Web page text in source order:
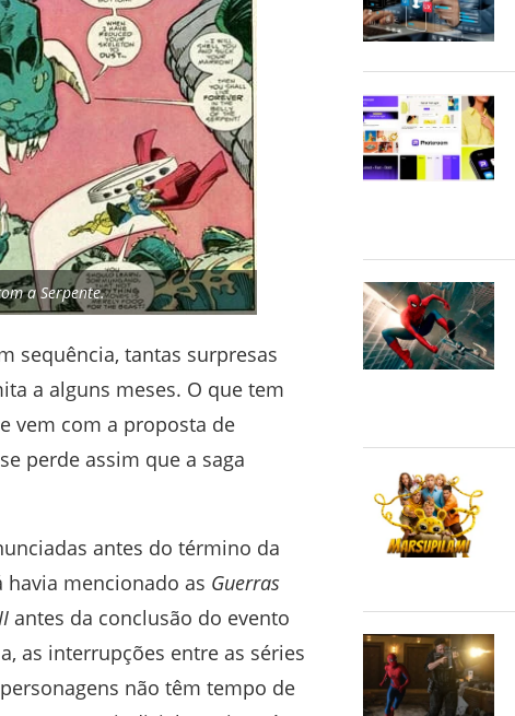
a Serpente.
sequência, tantas surpresas
a alguns meses. O que tem
vem com a proposta de
perde assim que a saga
antes do término da
mencionado as Guerras
antes da conclusão do evento
as interrupções entre as séries
não têm tempo de